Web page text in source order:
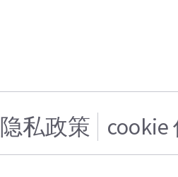
隐私政策 cookie